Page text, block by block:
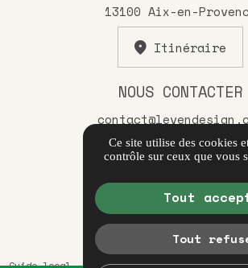
13100 Aix-en-
Itinéraire
NOUS CONTACTER
04 89 41 08 61
Guide local
Ce site utilise des cookies
contrôle sur ceux que vous
Tout
Tout